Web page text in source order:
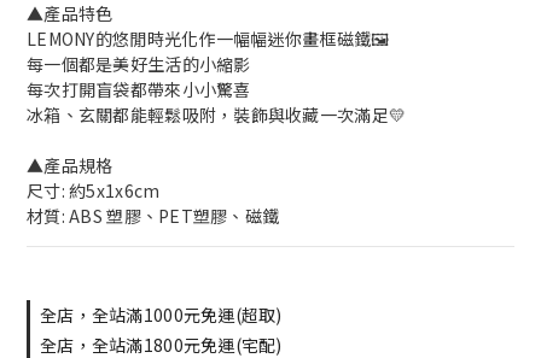
▲產品特色
LEMONY的悠閒時光化作一幅幅迷你畫框磁鐵🖼️
每一個都是美好生活的小縮影
每次打開盲袋都帶來小小驚喜
冰箱、玄關都能輕鬆吸附，裝飾與收藏一次滿足💛
▲產品規格
尺寸: 約5x1x6cm
材質: ABS 塑膠、PET塑膠、磁鐵
全店，全站滿1000元免運(超取)
全店，全站滿1800元免運(宅配)